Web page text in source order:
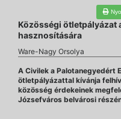
Közösségi ötletpályázat
hasznosítására
Ware-Nagy Orsolya
A Civilek a Palotanegyedért
ötletpályázattal kívánja
közösség érdekeinek
Józsefváros belvárosi